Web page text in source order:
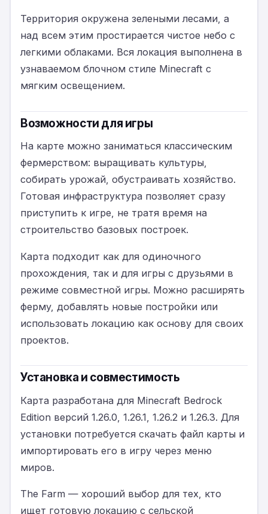
Территория окружена зелеными лесами, а
над всем этим простирается чистое небо с
легкими облаками. Вся локация выполнена в
узнаваемом блочном стиле Minecraft с
мягким освещением.
Возможности для игры
На карте можно заниматься классическим
фермерством: выращивать культуры,
собирать урожай, обустраивать хозяйство.
Готовая инфраструктура позволяет сразу
приступить к игре, не тратя время на
строительство базовых построек.
Карта подходит как для одиночного
прохождения, так и для игры с друзьями в
режиме совместной игры. Можно расширять
ферму, добавлять новые постройки или
использовать локацию как основу для своих
проектов.
Установка и совместимость
Карта разработана для Minecraft Bedrock
Edition версий 1.26.0, 1.26.1, 1.26.2 и 1.26.3. Для
установки потребуется скачать файл карты и
импортировать его в игру через меню
миров.
The Farm — хороший выбор для тех, кто
ищет готовую локацию с сельской